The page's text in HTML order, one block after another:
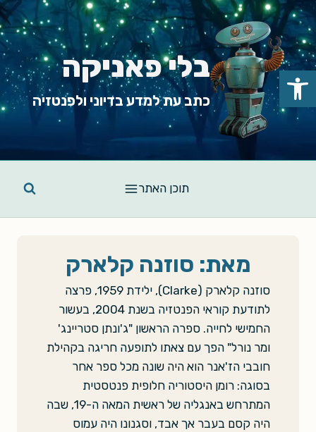
Skip
to
content
בלי פאניקה
כתב עת למדע בדיוני ולפנטזיה
תוכן האתר
מאת: סוזנה קלארק
סוזנה קלארק (Clarke), ילידת 1959, פרצה
לתודעת קוראי הפנטזיה בשנת 2004, בעשור
החמישי לחייה. ספרה הראשון "ג'ונתן סטריינג'
ומר נורל" הפך עם צאתו לתופעה חריגה בקהילת
חובבי הז'אנר הוא היה שונה מכל ספר אחר
בסוגה: רומן היסטוריה חלופית פנטסטית
המתרחש באנגליה של ראשית המאה ה-19, שבה
היה קסם בעבר אך אבד, וסגנונו היה עמוס
פתח סרגל נגישות